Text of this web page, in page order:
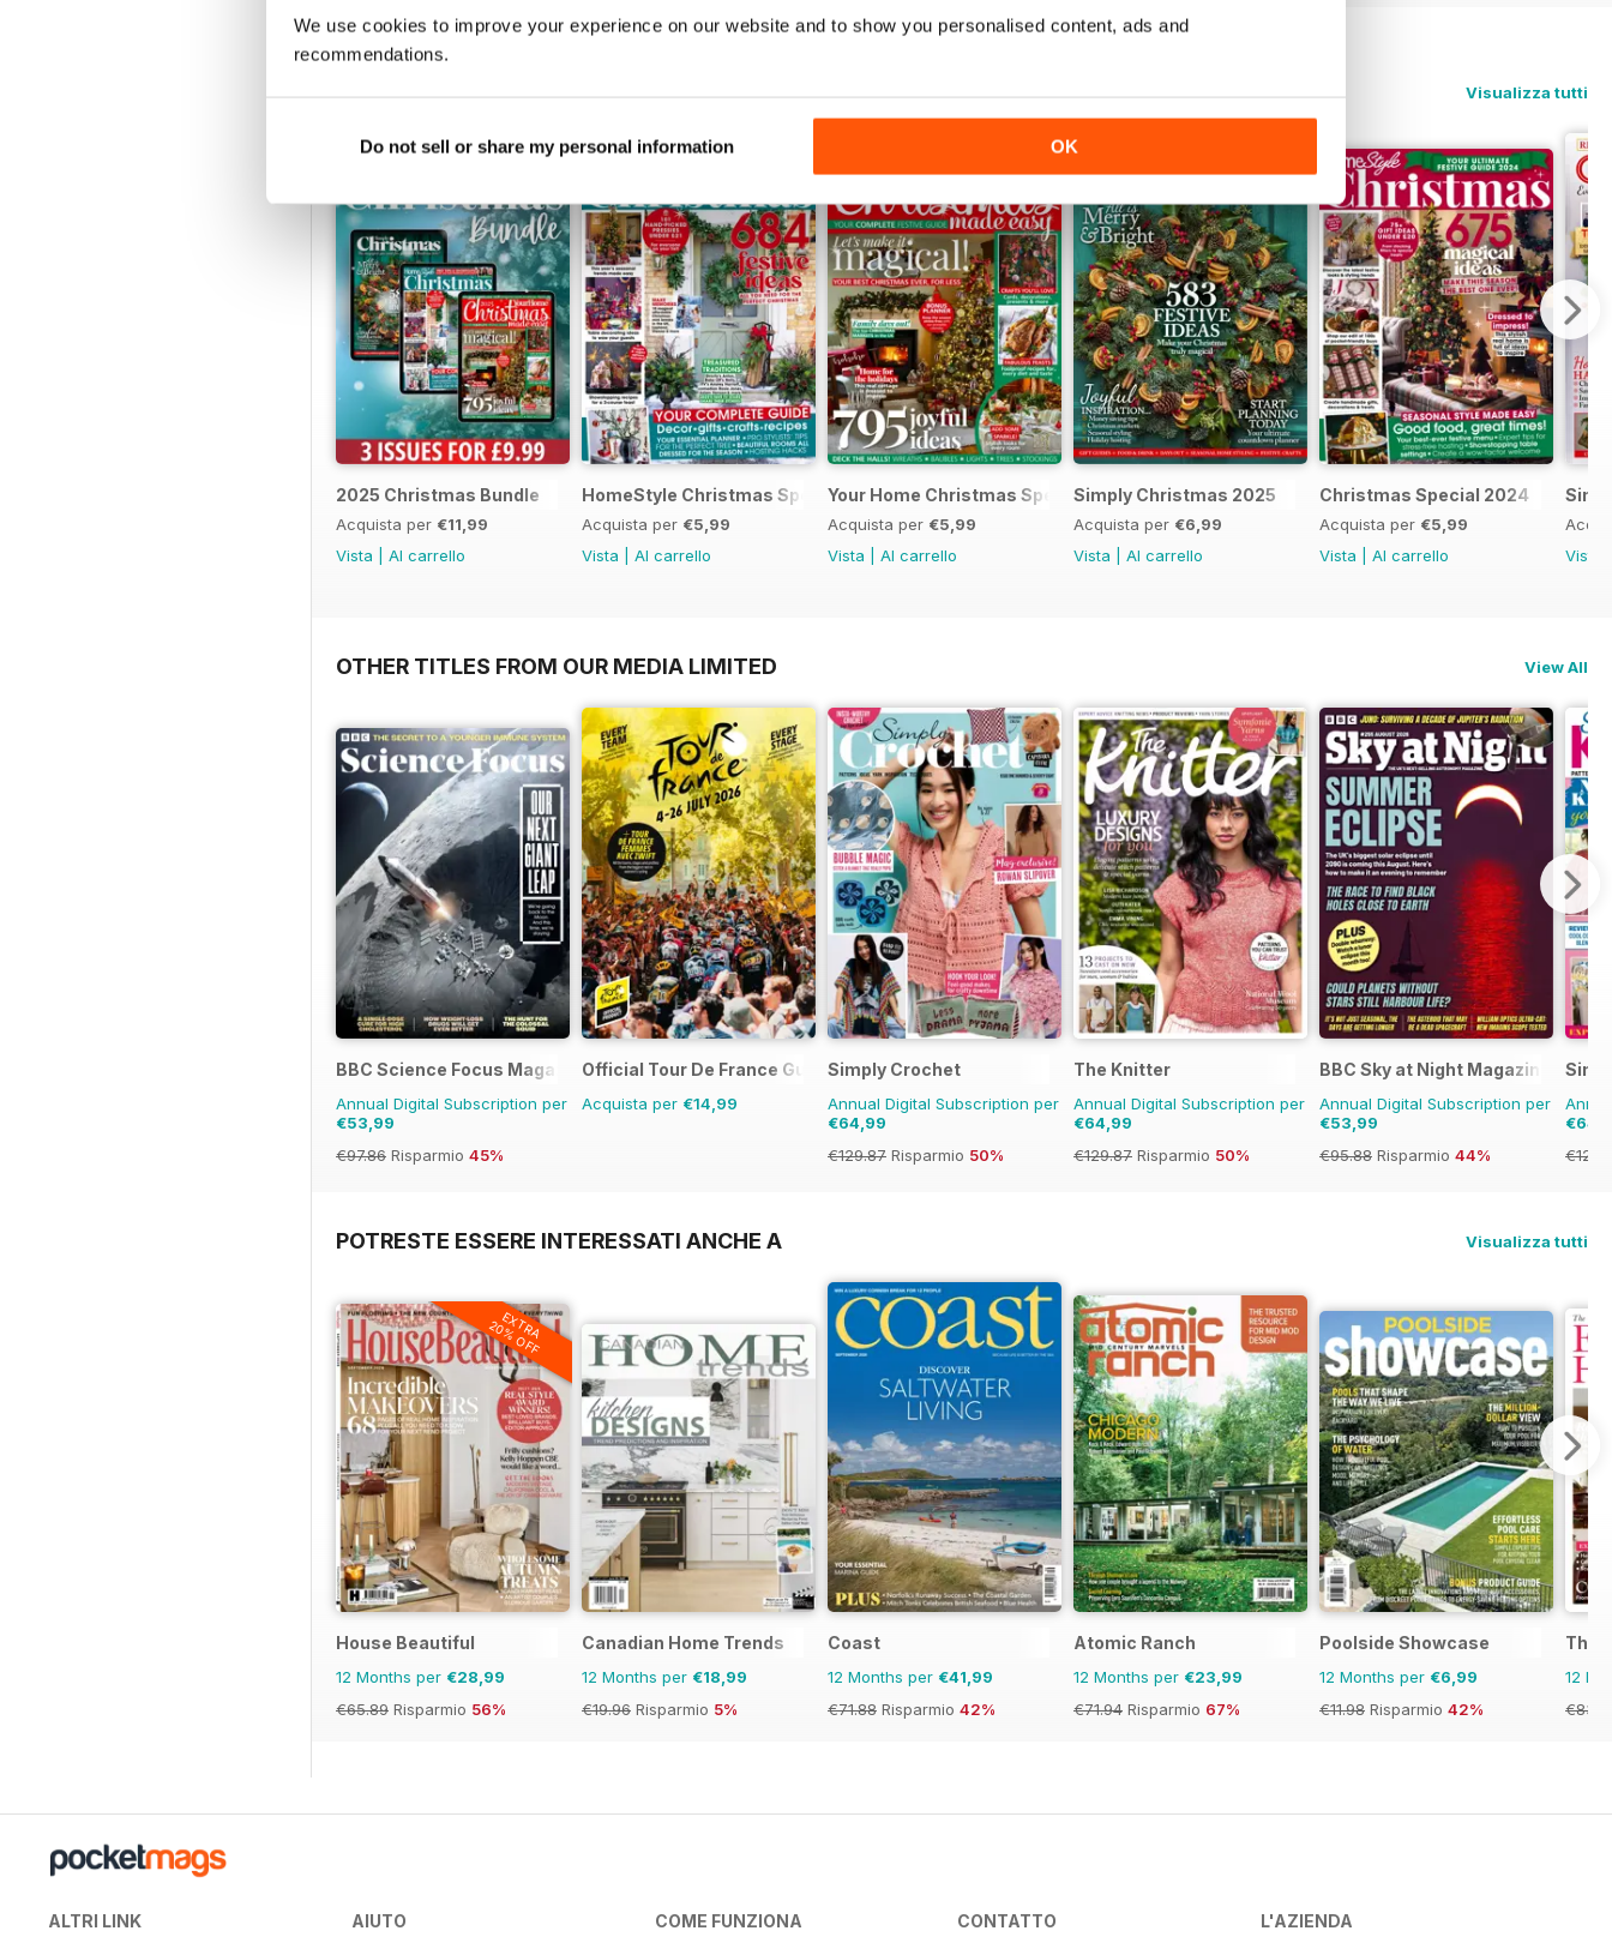
We use cookies to improve your experience on our website and to show you personalised content, ads and
recommendations.
Do not sell or share my personal information OK
SPECIAL EDITIONS Visualizza tutti
2025 Christmas Bundle
Acquista per €11,99
Vista
Al carrello
HomeStyle Christmas Special 2025
Acquista per €5,99
Vista
Al carrello
Your Home Christmas Special 2025
Acquista per €5,99
Vista
Al carrello
Simply Christmas 2025
Acquista per €6,99
Vista
Al carrello
Christmas Special 2024
Acquista per €5,99
Vista
Al carrello
Vista
OTHER TITLES FROM OUR MEDIA LIMITED View All
BBC Science Focus Magazine
Annual Digital Subscription per
€53,99
€97.86 Risparmio 45%
Official Tour De France Guide
Acquista per €14,99
Simply Crochet
Annual Digital Subscription per
€64,99
€129.87 Risparmio 50%
The Knitter
Annual Digital Subscription per
€64,99
€129.87 Risparmio 50%
BBC Sky at Night Magazine
Annual Digital Subscription per
€53,99
€95.88 Risparmio 44%
POTRESTE ESSERE INTERESSATI ANCHE A Visualizza tutti
EXTRA
20% OFF
House Beautiful
12 Months per €28,99
€65.89 Risparmio 56%
Canadian Home Trends
12 Months per €18,99
€19.96 Risparmio 5%
Coast
12 Months per €41,99
€71.88 Risparmio 42%
Atomic Ranch
12 Months per €23,99
€71.94 Risparmio 67%
Poolside Showcase
12 Months per €6,99
€11.98 Risparmio 42%
The
12
ALTRI LINK AIUTO COME FUNZIONA CONTATTO L'AZIENDA